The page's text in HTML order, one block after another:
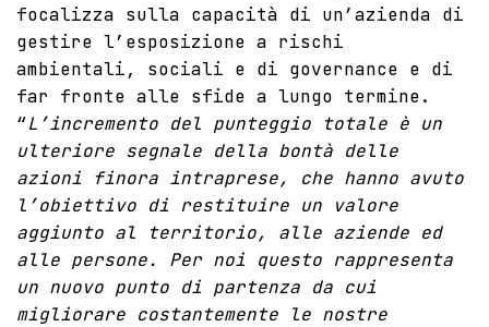
focalizza sulla capacità di un’azienda di
gestire l’esposizione a rischi
ambientali, sociali e di governance e di
far fronte alle sfide a lungo termine.
“L’incremento del punteggio totale è un
ulteriore segnale della bontà delle
azioni finora intraprese, che hanno avuto
l’obiettivo di restituire un valore
aggiunto al territorio, alle aziende ed
alle persone. Per noi questo rappresenta
un nuovo punto di partenza da cui
migliorare costantemente le nostre